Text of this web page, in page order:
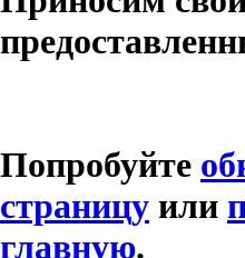
Попробуйте
страницу или
главную.